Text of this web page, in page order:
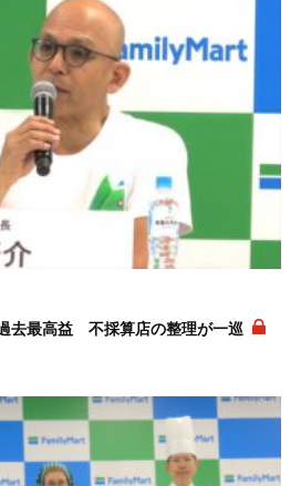
去最高益 不採算店の整理が一巡